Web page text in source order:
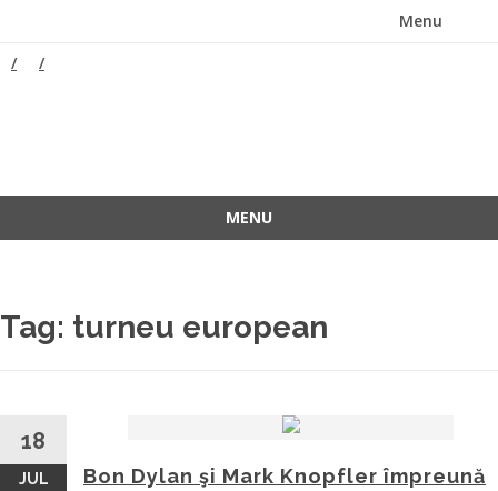
Menu
MENU
Tag: turneu european
18
JUL
Bon Dylan şi Mark Knopfler împreună